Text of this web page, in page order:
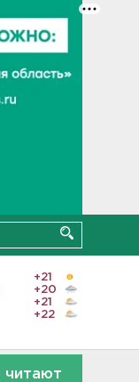
+21
+20
+21
+22
читают